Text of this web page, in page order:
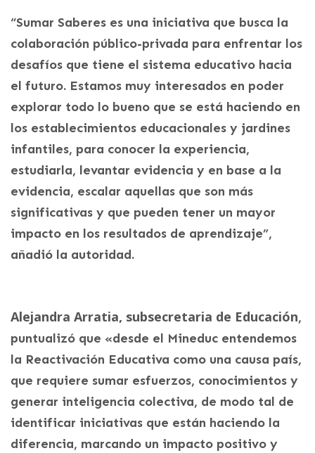
“Sumar Saberes es una iniciativa que busca la
colaboración público-privada para enfrentar los
desafíos que tiene el sistema educativo hacia
el futuro. Estamos muy interesados en poder
explorar todo lo bueno que se está haciendo en
los establecimientos educacionales y jardines
infantiles, para conocer la experiencia,
estudiarla, levantar evidencia y en base a la
evidencia, escalar aquellas que son más
significativas y que pueden tener un mayor
impacto en los resultados de aprendizaje”,
añadió la autoridad.
Alejandra Arratia, subsecretaria de Educación,
puntualizó que «desde el Mineduc entendemos
la Reactivación Educativa como una causa país,
que requiere sumar esfuerzos, conocimientos y
generar inteligencia colectiva, de modo tal de
identificar iniciativas que están haciendo la
diferencia, marcando un impacto positivo y